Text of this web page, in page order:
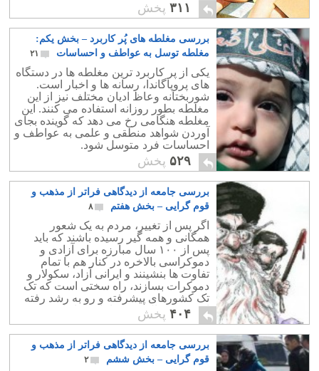
۳۱۱ پخش
بررسی مغلطه های پُر کاربرد – بخش یکم:
مغلطه توسل به عواطف و احساسات
۲۱
یکی از پر کاربرد ترین مغلطه ها در دستگاه
های پروپاگاندا، رسانه ها و اخبار است.
شوربختانه وعاظ ادیان مختلف نیز از این
مغلطه بطور روزانه استفاده می کنند. این
مغلطه ھنگامی رخ می دھد که گوینده بجای
آوردن شواهد منطقی و علمی به عواطف و
احساسات فرد متوسل شود.
۵۲۹ پخش
بررسی جامعه از دیدگاهی فراتر از مذهب و
قوم گرایی – بخش هفتم
۸
اگر پس از تغییر، مردم به یک شعور
همگانی و همه گیر رسیده باشند که باید
پس از ۱۰۰ سال مبارزه برای آزادی و
دموکراسی بالاخره در کنار هم با تمام
تفاوت ها بنشینند و ایرانی آزاد، سکولار و
دموکرات بسازند، راه سختی است که تک
تک کشورهای پیشرفته و رو به رشد رفته
اند، پس محال نیست اما دشوار است.
۴۰۴ پخش
بررسی جامعه از دیدگاهی فراتر از مذهب و
قوم گرایی – بخش ششم
۲